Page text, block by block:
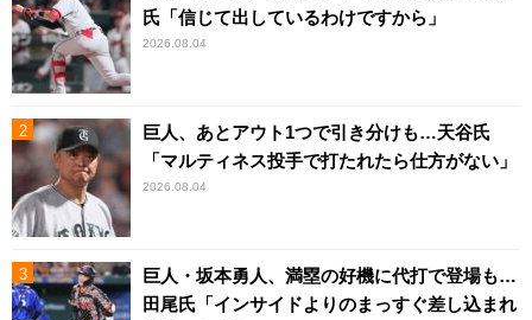
氏「信じて出しているわけですから」
2026.08.04
巨人、あとアウト1つで引き分けも…天谷氏
「マルティネス投手で打たれたら仕方がない」
2026.08.04
巨人・坂本勇人、満塁の好機に代打で登場も…
田尾氏「インサイドよりのまっすぐ差し込まれ